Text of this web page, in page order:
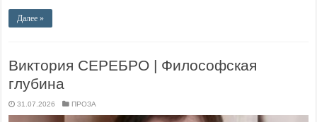
Далее »
Виктория СЕРЕБРО | Философская
глубина
31.07.2026 ПРОЗА